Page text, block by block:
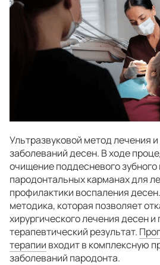
Ультразвуковой метод лечения
заболеваний десен. В ходе
очищение поддесневого зубного
пародонтальных карманах для
профилактики воспаления
методика, которая позволяет
хирургического лечения десен
терапевтический результат.
терапии входит в комплексную
заболеваний пародонта.